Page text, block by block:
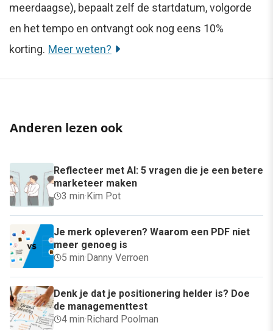
meerdaagse), bepaalt zelf de startdatum, volgorde
en het tempo en ontvangt ook nog eens 10%
korting. Meer weten?
Anderen lezen ook
Reflecteer met AI: 5 vragen die je een betere
marketeer maken
3 min·Kim Pot
Je merk opleveren? Waarom een PDF niet
meer genoeg is
5 min·Danny Verroen
Denk je dat je positionering helder is? Doe
de managementtest
4 min·Richard Poolman